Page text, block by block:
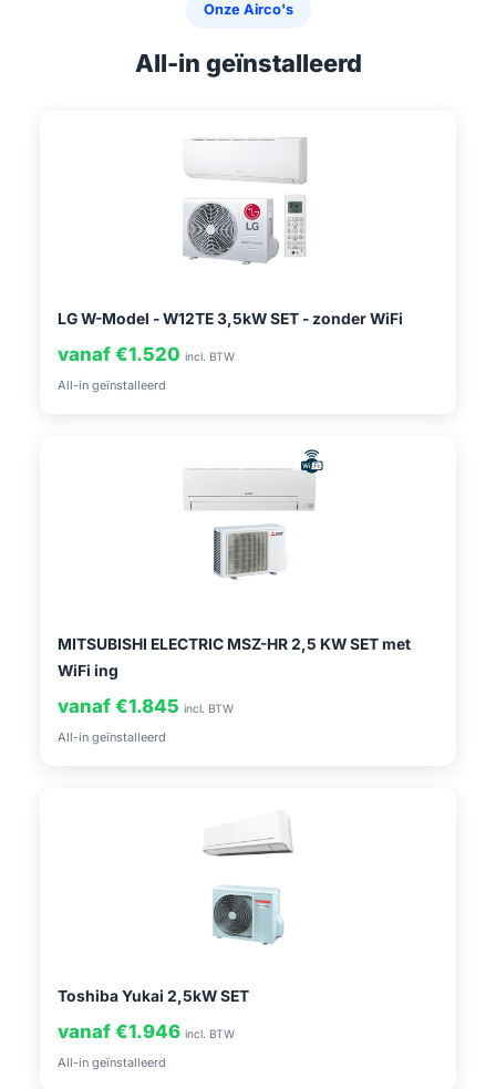
Onze Airco's
All-in geïnstalleerd
LG W-Model - W12TE 3,5kW SET - zonder WiFi
vanaf €1.520 incl. BTW
All-in geïnstalleerd
MITSUBISHI ELECTRIC MSZ-HR 2,5 KW SET met
WiFi ing
vanaf €1.845 incl. BTW
All-in geïnstalleerd
Toshiba Yukai 2,5kW SET
vanaf €1.946 incl. BTW
All-in geïnstalleerd